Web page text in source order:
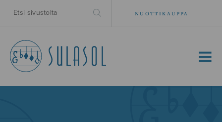
NUOTTIKAUPPA
MENU